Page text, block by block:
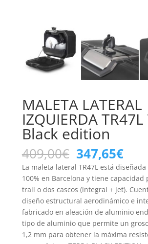
MALETA LATERAL
IZQUIERDA TR47L
Black edition
409,00€ El
precio
original
era:
409,00€.
347,65€El
es:
La maleta lateral TR47L está
100% en Barcelona y tiene capacidad
trail o dos cascos (integral + jet).
diseño estructural aerodinámico e
fabricado en aleación de aluminio
tipo de aluminio que permite un
1,2 mm para obtener la máxima